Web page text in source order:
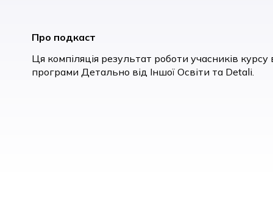
Про подкаст
Ця компіляція результат роботи учасників
програми Детально від Іншої Освіти та Detali.